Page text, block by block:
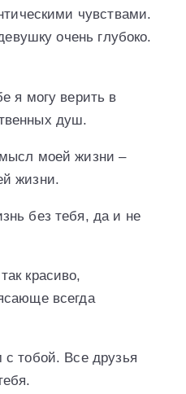
чувствами.
очень глубоко.
я могу верить в
душ.
моей жизни –
жизни.
без тебя, да и не
красиво,
всегда
с тобой. Все друзья